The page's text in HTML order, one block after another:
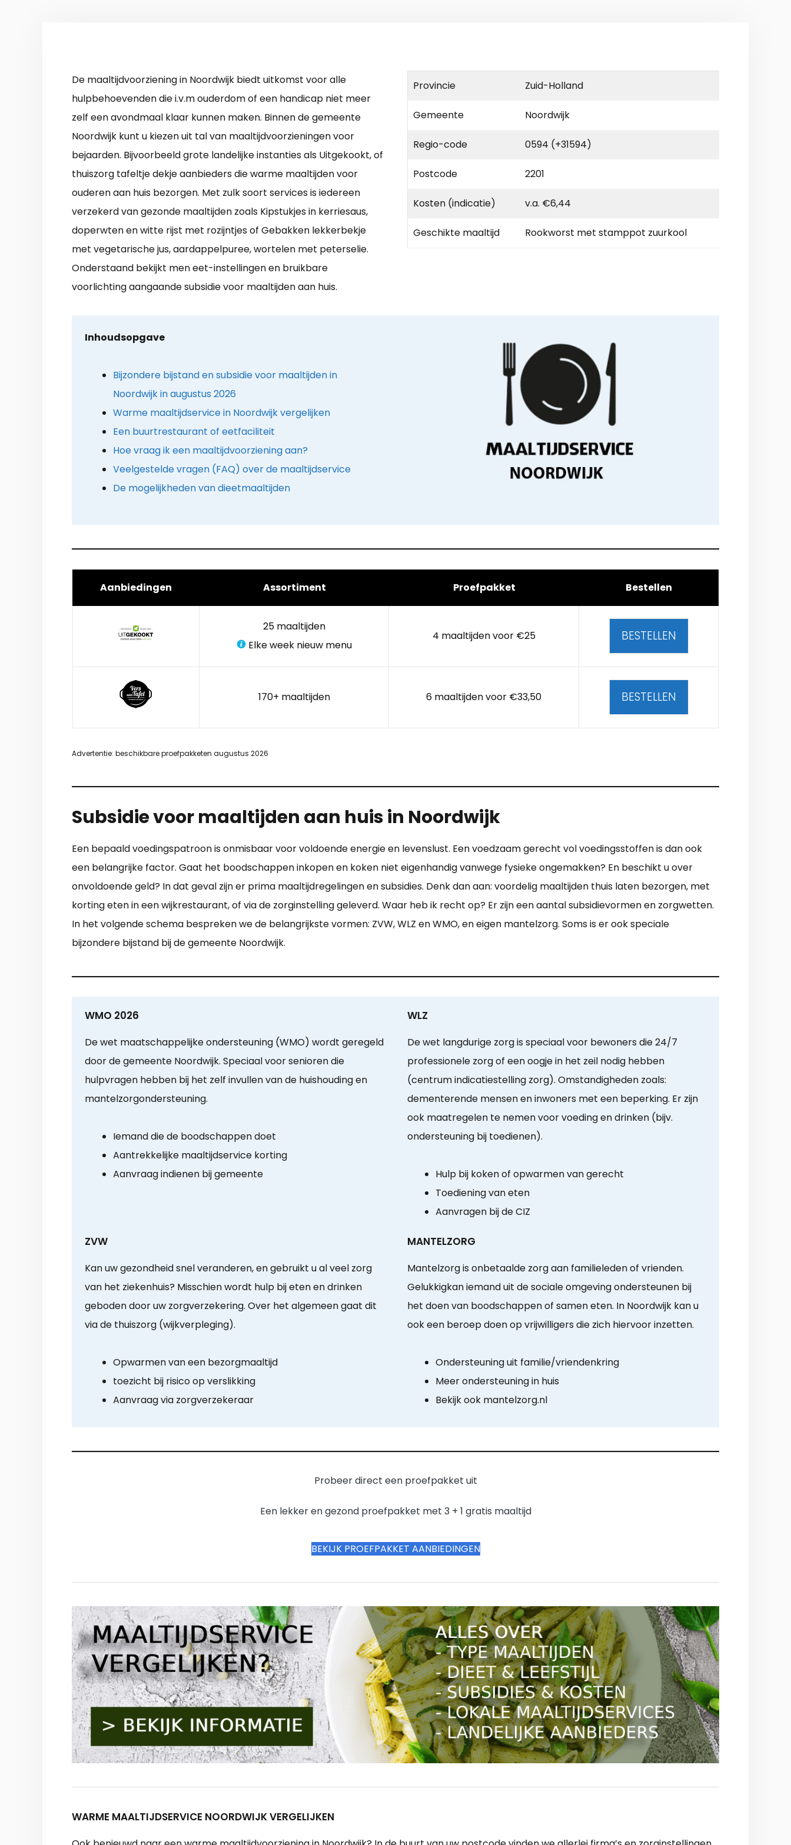
De maaltijdvoorziening in Noordwijk biedt uitkomst voor alle
hulpbehoevenden die i.v.m ouderdom of een handicap niet meer
zelf een avondmaal klaar kunnen maken. Binnen de gemeente
Noordwijk kunt u kiezen uit tal van maaltijdvoorzieningen voor
bejaarden. Bijvoorbeeld grote landelijke instanties als Uitgekookt, of
thuiszorg tafeltje dekje aanbieders die warme maaltijden voor
ouderen aan huis bezorgen. Met zulk soort services is iedereen
verzekerd van gezonde maaltijden zoals Kipstukjes in kerriesaus,
doperwten en witte rijst met rozijntjes of Gebakken lekkerbekje
met vegetarische jus, aardappelpuree, wortelen met peterselie.
Onderstaand bekijkt men eet-instellingen en bruikbare
voorlichting aangaande subsidie voor maaltijden aan huis.
Provincie Zuid-Holland
Gemeente Noordwijk
Regio-code 0594 (+31594)
Postcode 2201
Kosten (indicatie) v.a. €6,44
Geschikte maaltijd Rookworst met stamppot zuurkool
Inhoudsopgave
Bijzondere bijstand en subsidie voor maaltijden in
Noordwijk in augustus 2026
Warme maaltijdservice in Noordwijk vergelijken
Een buurtrestaurant of eetfaciliteit
Hoe vraag ik een maaltijdvoorziening aan?
Veelgestelde vragen (FAQ) over de maaltijdservice
De mogelijkheden van dieetmaaltijden
Aanbiedingen Assortiment Proefpakket Bestellen
25 maaltijden
Elke week nieuw menu
4 maaltijden voor €25 BESTELLEN
170+ maaltijden 6 maaltijden voor €33,50 BESTELLEN
Advertentie: beschikbare proefpakketen augustus 2026
Subsidie voor maaltijden aan huis in Noordwijk
Een bepaald voedingspatroon is onmisbaar voor voldoende energie en levenslust. Een voedzaam gerecht vol voedingsstoffen is dan ook
een belangrijke factor. Gaat het boodschappen inkopen en koken niet eigenhandig vanwege fysieke ongemakken? En beschikt u over
onvoldoende geld? In dat geval zijn er prima maaltijdregelingen en subsidies. Denk dan aan: voordelig maaltijden thuis laten bezorgen, met
korting eten in een wijkrestaurant, of via de zorginstelling geleverd. Waar heb ik recht op? Er zijn een aantal subsidievormen en zorgwetten.
In het volgende schema bespreken we de belangrijkste vormen: ZVW, WLZ en WMO, en eigen mantelzorg. Soms is er ook speciale
bijzondere bijstand bij de gemeente Noordwijk.
WMO 2026
De wet maatschappelijke ondersteuning (WMO) wordt geregeld
door de gemeente Noordwijk. Speciaal voor senioren die
hulpvragen hebben bij het zelf invullen van de huishouding en
mantelzorgondersteuning.
Iemand die de boodschappen doet
Aantrekkelijke maaltijdservice korting
Aanvraag indienen bij gemeente
WLZ
De wet langdurige zorg is speciaal voor bewoners die 24/7
professionele zorg of een oogje in het zeil nodig hebben
(centrum indicatiestelling zorg). Omstandigheden zoals:
dementerende mensen en inwoners met een beperking. Er zijn
ook maatregelen te nemen voor voeding en drinken (bijv.
ondersteuning bij toedienen).
Hulp bij koken of opwarmen van gerecht
Toediening van eten
Aanvragen bij de CIZ
ZVW
Kan uw gezondheid snel veranderen, en gebruikt u al veel zorg
van het ziekenhuis? Misschien wordt hulp bij eten en drinken
geboden door uw zorgverzekering. Over het algemeen gaat dit
via de thuiszorg (wijkverpleging).
Opwarmen van een bezorgmaaltijd
toezicht bij risico op verslikking
Aanvraag via zorgverzekeraar
MANTELZORG
Mantelzorg is onbetaalde zorg aan familieleden of vrienden.
Gelukkigkan iemand uit de sociale omgeving ondersteunen bij
het doen van boodschappen of samen eten. In Noordwijk kan u
ook een beroep doen op vrijwilligers die zich hiervoor inzetten.
Ondersteuning uit familie/vriendenkring
Meer ondersteuning in huis
Bekijk ook mantelzorg.nl
Probeer direct een proefpakket uit
Een lekker en gezond proefpakket met 3 + 1 gratis maaltijd
BEKIJK PROEFPAKKET AANBIEDINGEN
WARME MAALTIJDSERVICE NOORDWIJK VERGELIJKEN